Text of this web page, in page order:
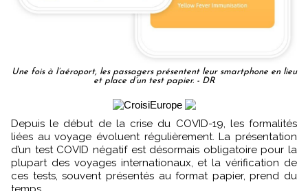
Une fois à l’aéroport, les passagers présentent leur smartphone en lieu
et place d’un test papier. - DR
Depuis le début de la crise du COVID-19, les formalités
liées au voyage évoluent régulièrement. La présentation
d’un test COVID négatif est désormais obligatoire pour la
plupart des voyages internationaux, et la vérification de
ces tests, souvent présentés au format papier, prend du